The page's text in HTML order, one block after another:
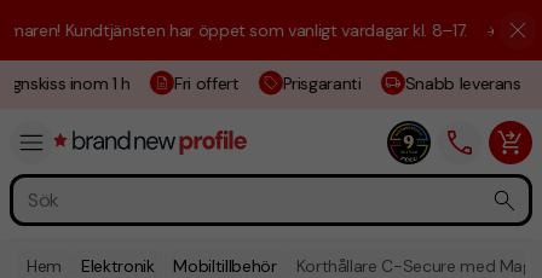
Kundtjänsten har öppet som vanligt vardagar kl. 8–17. ☀️ Vi är här
inom 1 h Fri offert Prisgaranti Snabb leverans
Hem Elektronik Mobiltillbehör Korthållare C-Secure med